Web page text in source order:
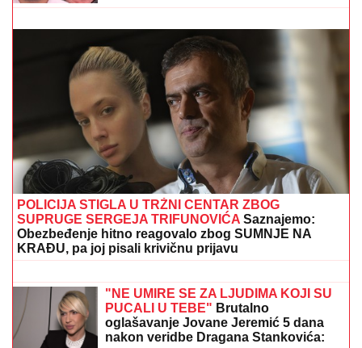
JOŠ JEDNA DETONACIJA U BEOGRADU!Rakovica
se zatresla usred noći: Na licu mesta krater, policija
traga za počiniocem
"SRAMOTA ME JE"Asmin Durdžić
javno udario na rođenu majku zbog
Maje Marinković: "Ona je domaćica, ne
snalazi se u ovom svetu i ne zna da
prestane"
(FOTO) TORTA U OBLIKU SRCA,
LATICE PO PODUDragan Stanković
pokazao kako slavi rođendan nove
verenice, već žive zajedno, odao ih
jedan detalj